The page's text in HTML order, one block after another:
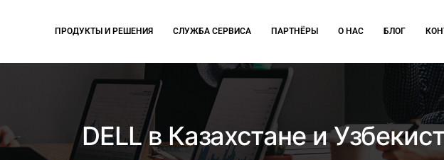
ПРОДУКТЫ И РЕШЕНИЯ СЛУЖБА СЕРВИСА ПАРТНЁРЫ О НАС БЛОГ
DELL в Казахстане и